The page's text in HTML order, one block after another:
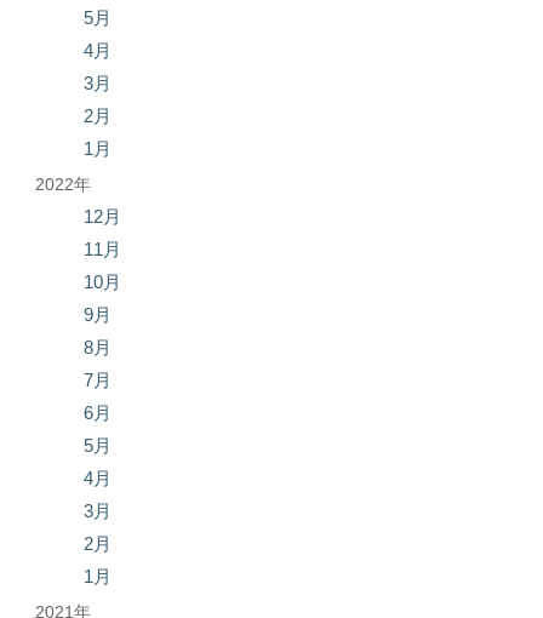
5月
4月
3月
2月
1月
2022年
12月
11月
10月
9月
8月
7月
6月
5月
4月
3月
2月
1月
2021年